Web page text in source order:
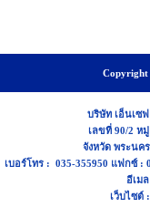
Copyright
บริษัท เอ็นเซ
เลขที่ 90/2 ห
จังหวัด พระน
เบอร์โทร : 035-355950 แฟกซ์
อีเม
เว็บไซต์